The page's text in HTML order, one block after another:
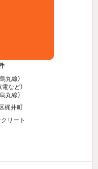
丸線）
電など）
丸線）
梶井町
リート